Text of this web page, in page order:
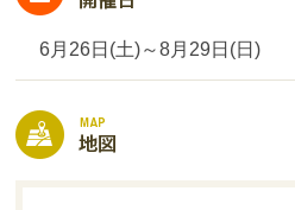
6月26日(土)～8月29日(日)